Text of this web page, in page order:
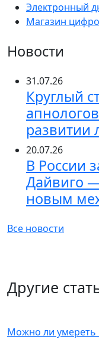
Электронный
Магазин
Новости
31.07.26
Круглый
развитии
20.07.26
В России
Дайвиго
новым
Все новости
Другие
Можно ли умереть